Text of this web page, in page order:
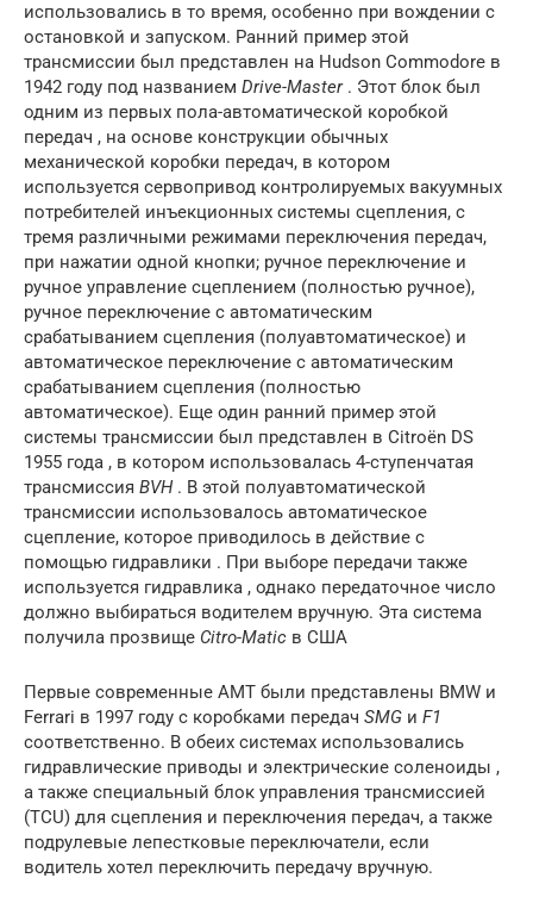
использовались в то время, особенно при вождении с
остановкой и запуском. Ранний пример этой
трансмиссии был представлен на Hudson Commodore в
1942 году под названием Drive-Master. Этот блок был
одним из первых пола-автоматической коробкой
передач , на основе конструкции обычных
механической коробки передач, в котором
используется сервопривод контролируемых вакуумных
потребителей инъекционных системы сцепления, с
тремя различными режимами переключения передач,
при нажатии одной кнопки; ручное переключение и
ручное управление сцеплением (полностью ручное),
ручное переключение с автоматическим
срабатыванием сцепления (полуавтоматическое) и
автоматическое переключение с автоматическим
срабатыванием сцепления (полностью
автоматическое). Еще один ранний пример этой
системы трансмиссии был представлен в Citroën DS
1955 года , в котором использовалась 4-ступенчатая
трансмиссия BVH. В этой полуавтоматической
трансмиссии использовалось автоматическое
сцепление, которое приводилось в действие с
помощью гидравлики . При выборе передачи также
используется гидравлика , однако передаточное число
должно выбираться водителем вручную. Эта система
получила прозвище Citro-Matic в США
Первые современные AMT были представлены BMW и
Ferrari в 1997 году с коробками передач SMG и F1
соответственно. В обеих системах использовались
гидравлические приводы и электрические соленоиды ,
а также специальный блок управления трансмиссией
(TCU) для сцепления и переключения передач, а также
подрулевые лепестковые переключатели, если
водитель хотел переключить передачу вручную.